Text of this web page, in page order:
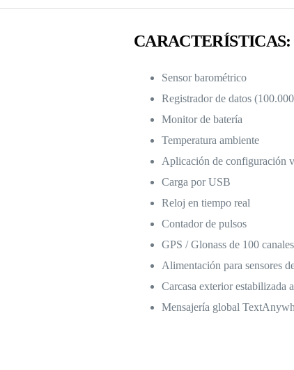
CARACTERÍSTICAS:
Sensor barométrico
Registrador de datos
Monitor de batería
Temperatura ambiente
Aplicación de configuración
Carga por USB
Reloj en tiempo real
Contador de pulsos
GPS / Glonass de 100 canales
Alimentación para sensores
Carcasa exterior estabilizada
Mensajería global